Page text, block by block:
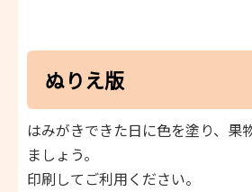
ぬりえ版
はみがきできた日に色を塗り、果
ましょう。
印刷してご利用ください。